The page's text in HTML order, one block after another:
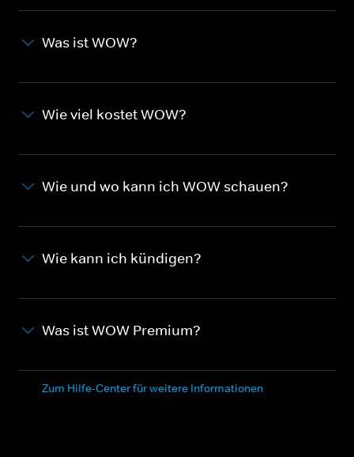
Was ist WOW?
Wie viel kostet WOW?
Wie und wo kann ich WOW schauen?
Wie kann ich kündigen?
Was ist WOW Premium?
Zum Hilfe-Center für weitere Informationen